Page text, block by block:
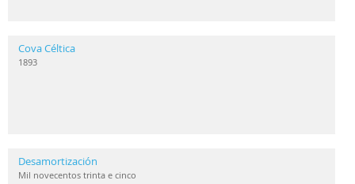
Cova Céltica
1893
Desamortización
Mil novecentos trinta e cinco